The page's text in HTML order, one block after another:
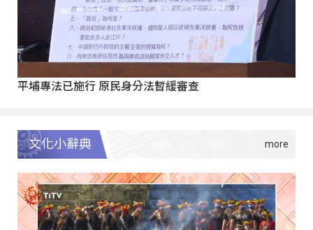
平埔專法已施行 原民身分法暫緩審查
文化小辭典